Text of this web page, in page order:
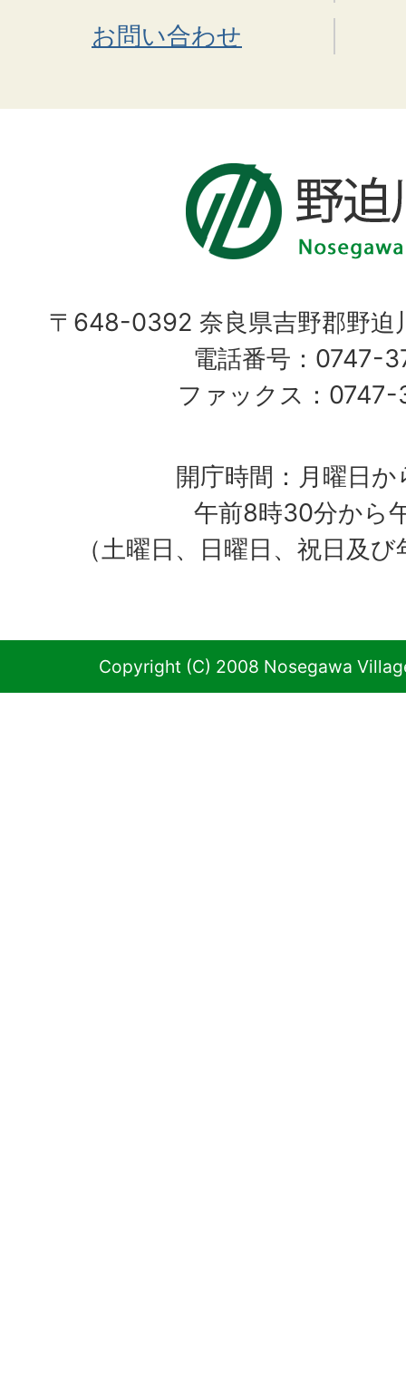
お問い合わせ
〒648-0392 奈良県吉野郡野迫
電話番号：0747-
ファックス：
開庁時間：月曜日か
午前8時30分から
（土曜日、日曜日、祝日及
Copyright (C) 2008 Nosegawa